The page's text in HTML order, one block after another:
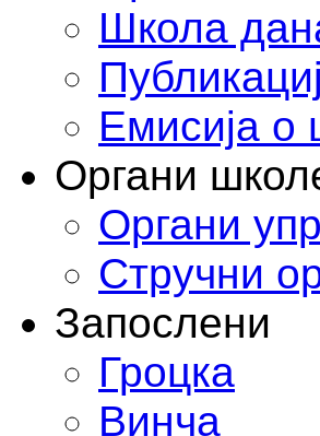
Школа
Емисија о
Органи
Органи
Стручни
Запослени
Гроцка
Винча